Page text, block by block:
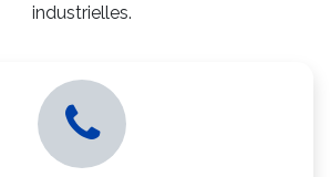
industrielles.